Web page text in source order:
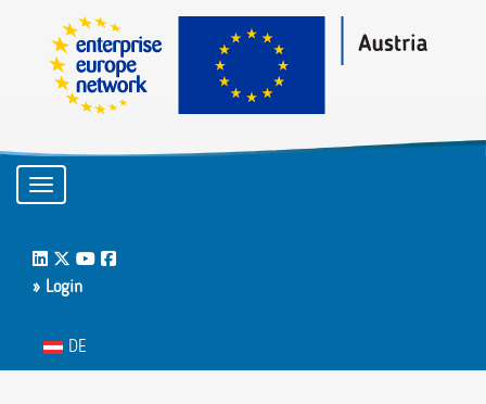
Toggle navigation
LinkedIn
Twitter
Youtube
Facebook
» Login
Sprache auswählen
DE